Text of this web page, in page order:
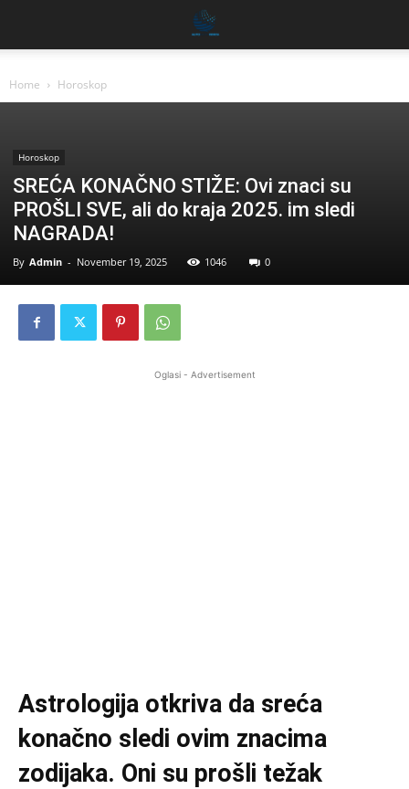
Home Horoskop
Horoskop
SREĆA KONAČNO STIŽE: Ovi znaci su
PROŠLI SVE, ali do kraja 2025. im sledi
NAGRADA!
By Admin - November 19, 2025 1046 0
Oglasi - Advertisement
Astrologija otkriva da sreća
konačno sledi ovim znacima
zodijaka. Oni su prošli težak